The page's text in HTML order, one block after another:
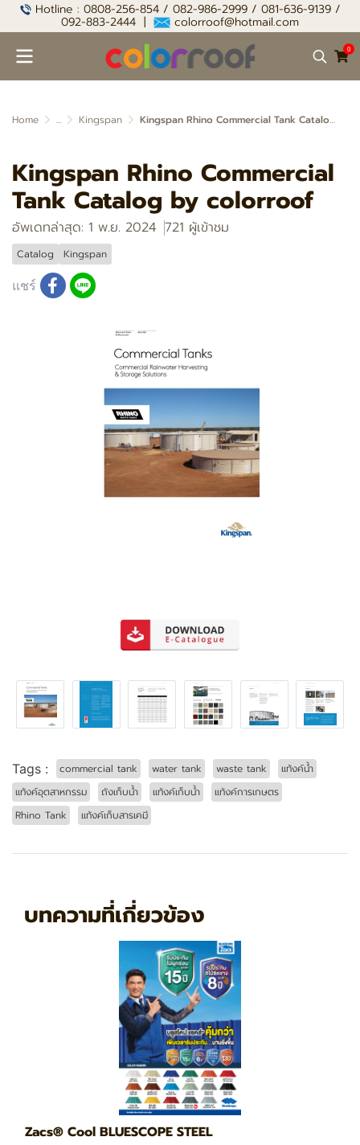
Hotline : 0808-256-854 / 082-986-2999 / 081-636-9139 /
092-883-2444 | colorroof@hotmail.com
0
Home ... Kingspan Kingspan Rhino Commercial Tank Catalog by colorroof
Kingspan Rhino Commercial
Tank Catalog by colorroof
อัพเดทล่าสุด: 1 พ.ย. 2024 721 ผู้เข้าชม
Catalog Kingspan
แชร์
Tags : commercial tank water tank waste tank
แท้งค์น้ำ
แท้งค์อุตสาหกรรม
ถังเก็บน้ำ แท้งค์เก็บน้ำ
แท้งค์การเกษตร
Rhino Tank
แท้งค์เก็บสารเคมี
บทความที่เกี่ยวข้อง
Zacs® Cool BLUESCOPE STEEL